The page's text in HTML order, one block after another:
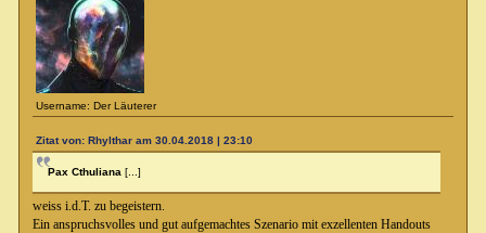
Username: Der Läuterer
Zitat von: Rhylthar am 30.04.2018 | 23:10
Pax Cthuliana [...]
weiss i.d.T. zu begeistern.
Ein anspruchsvolles und gut aufgemachtes Szenario mit exzellenten Handouts